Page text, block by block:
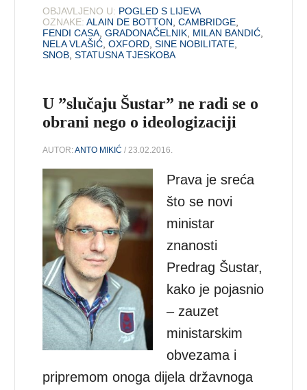
OBJAVLJENO U: POGLED S LIJEVA
OZNAKE: ALAIN DE BOTTON ,CAMBRIDGE
FENDI CASA ,GRADONAČELNIK MILAN BANDIĆ
NELA VLAŠIĆ ,OXFORD ,SINE NOBILITATE
SNOB ,STATUSNA TJESKOBA
U ”slučaju Šustar” ne radi se o
obrani nego o ideologizaciji
AUTOR:ANTO MIKIĆ / 23.02.2016.
Prava je sreća
što se novi
ministar
znanosti
Predrag Šustar,
kako je pojasnio
– zauzet
ministarskim
obvezama i
pripremom onoga dijela državnoga